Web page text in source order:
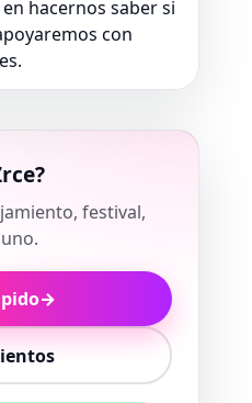
hacernos saber si
con
festival,
→